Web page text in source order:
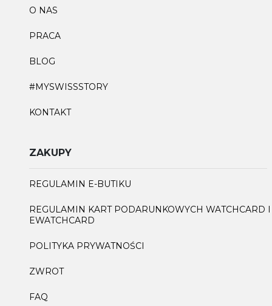
O NAS
PRACA
BLOG
#MYSWISSSTORY
KONTAKT
ZAKUPY
REGULAMIN E-BUTIKU
REGULAMIN KART PODARUNKOWYCH WATCHCARD I
EWATCHCARD
POLITYKA PRYWATNOŚCI
ZWROT
FAQ